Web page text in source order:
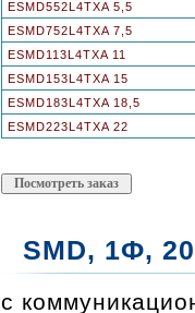
ESMD552L4TXA 5,5
ESMD752L4TXA 7,5
ESMD113L4TXA 11
ESMD153L4TXA 15
ESMD183L4TXA 18,5
ESMD223L4TXA 22
SMD, 1Ф,
с